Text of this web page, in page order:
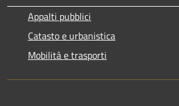
Appalti pubblici
Catasto e urbanistica
Mobilità e trasporti